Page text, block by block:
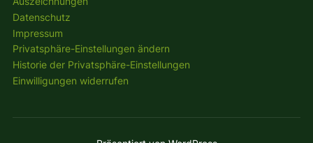
Datenschutz
Impressum
Privatsphäre-Einstellungen ändern
Historie der Privatsphäre-Einstellungen
Einwilligungen widerrufen